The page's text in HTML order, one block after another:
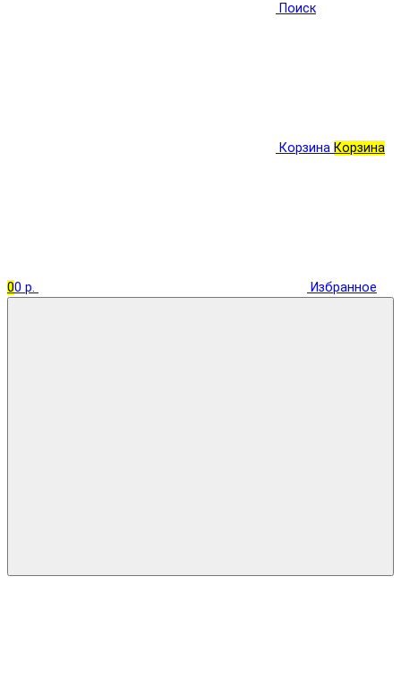
Поиск
Корзина Корзина
00 р. Избранное